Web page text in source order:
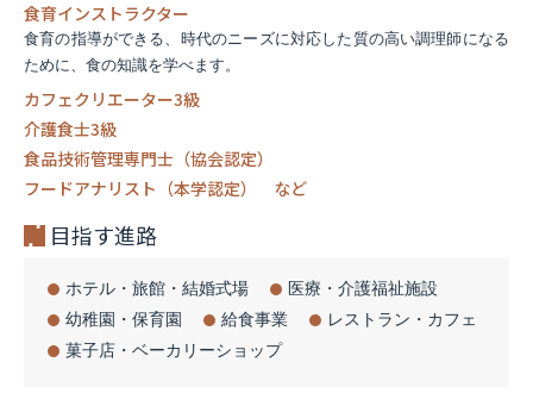
食育インストラクター
食育の指導ができる、時代のニーズに対応した質の高い調理師になる
ために、食の知識を学べます。
カフェクリエーター3級
介護食士3級
食品技術管理専門士（協会認定）
フードアナリスト（本学認定） など
目指す進路
ホテル・旅館・結婚式場
医療・介護福祉施設
幼稚園・保育園
給食事業
レストラン・カフェ
菓子店・ベーカリーショップ